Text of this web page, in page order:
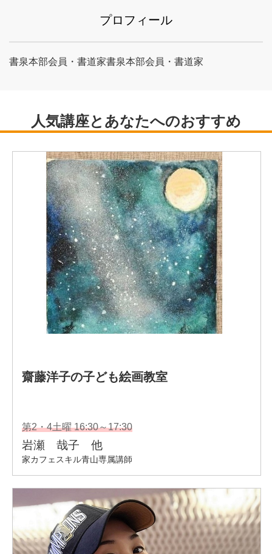
プロフィール
書泉本部会員・書道家書泉本部会員・書道家